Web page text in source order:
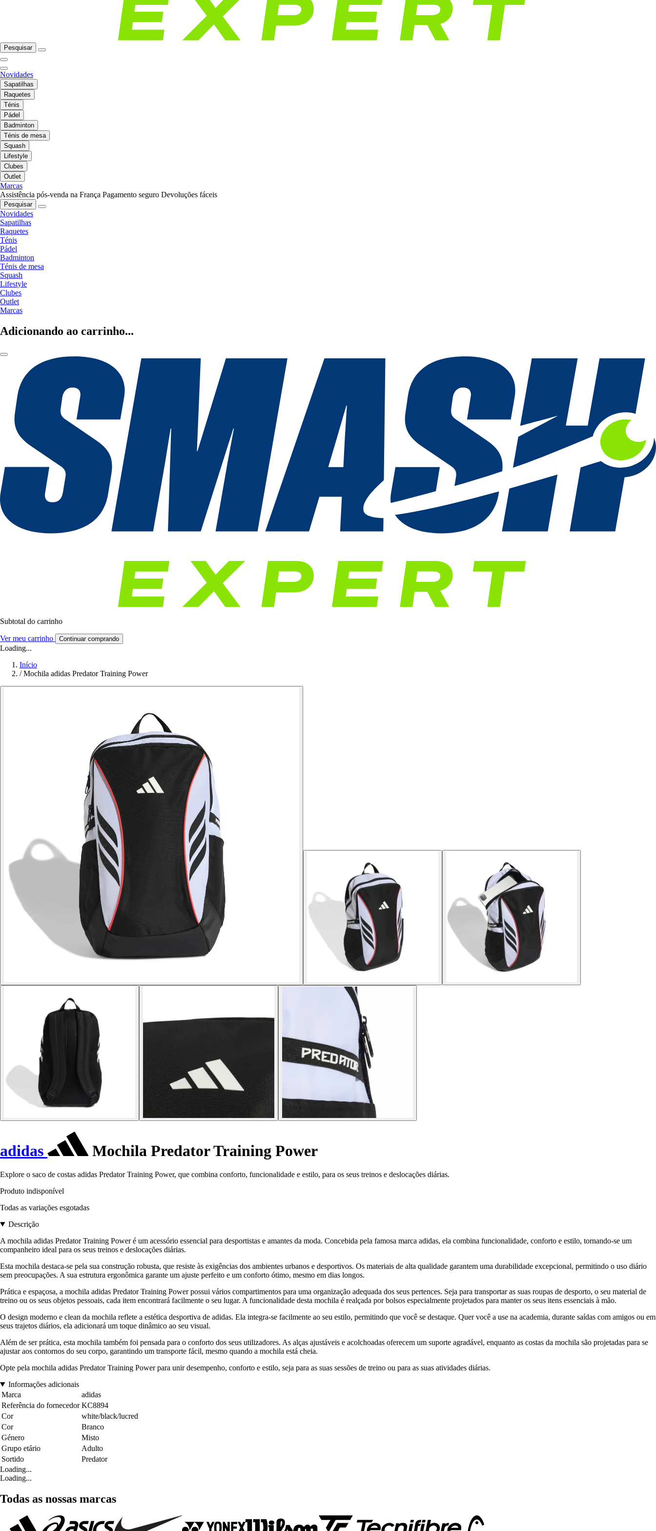
Pesquisar
Novidades
Sapatilhas
Raquetes
Ténis
Pádel
Badminton
Ténis de mesa
Squash
Lifestyle
Clubes
Outlet
Marcas
Assistência pós-venda na França Pagamento seguro Devoluções fáceis
Pesquisar
Novidades
Sapatilhas
Raquetes
Ténis
Pádel
Badminton
Ténis de mesa
Squash
Lifestyle
Clubes
Outlet
Marcas
Adicionando ao carrinho...
Subtotal do carrinho
Ver meu carrinho Continuar comprando
Loading...
Início
/ Mochila adidas Predator Training Power
adidas Mochila Predator Training Power
Explore o saco de costas adidas Predator Training Power, que combina conforto, funcionalidade e estilo, para os seus treinos e deslocações diárias.
Produto indisponível
Todas as variações esgotadas
Descrição
A mochila adidas Predator Training Power é um acessório essencial para desportistas e amantes da moda. Concebida pela famosa marca adidas, ela combina funcionalidade, conforto e estilo, tornando-se um
companheiro ideal para os seus treinos e deslocações diárias.
Esta mochila destaca-se pela sua construção robusta, que resiste às exigências dos ambientes urbanos e desportivos. Os materiais de alta qualidade garantem uma durabilidade excepcional, permitindo o uso diário
sem preocupações. A sua estrutura ergonômica garante um ajuste perfeito e um conforto ótimo, mesmo em dias longos.
Prática e espaçosa, a mochila adidas Predator Training Power possui vários compartimentos para uma organização adequada dos seus pertences. Seja para transportar as suas roupas de desporto, o seu material de
treino ou os seus objetos pessoais, cada item encontrará facilmente o seu lugar. A funcionalidade desta mochila é realçada por bolsos especialmente projetados para manter os seus itens essenciais à mão.
O design moderno e clean da mochila reflete a estética desportiva de adidas. Ela integra-se facilmente ao seu estilo, permitindo que você se destaque. Quer você a use na academia, durante saídas com amigos ou em
seus trajetos diários, ela adicionará um toque dinâmico ao seu visual.
Além de ser prática, esta mochila também foi pensada para o conforto dos seus utilizadores. As alças ajustáveis e acolchoadas oferecem um suporte agradável, enquanto as costas da mochila são projetadas para se
ajustar aos contornos do seu corpo, garantindo um transporte fácil, mesmo quando a mochila está cheia.
Opte pela mochila adidas Predator Training Power para unir desempenho, conforto e estilo, seja para as suas sessões de treino ou para as suas atividades diárias.
Informações adicionais
Marca
adidas
Referência do fornecedor KC8894
Cor
white/black/lucred
Cor
Branco
Género
Misto
Grupo etário
Adulto
Sortido
Predator
Loading...
Loading...
Todas as nossas marcas